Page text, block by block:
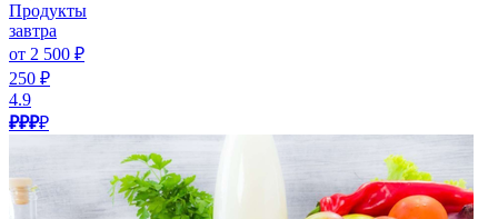
Продукты
завтра
от 2 500 ₽
250 ₽
4.9
₽₽₽₽